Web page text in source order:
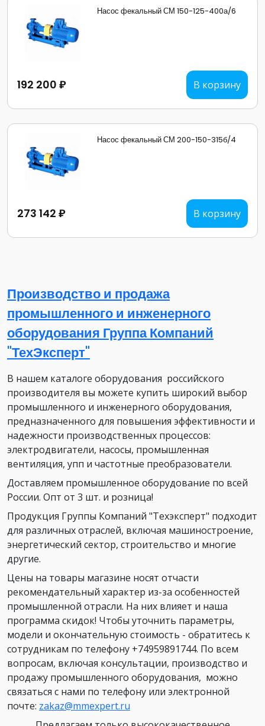
Насос фекальный СМ 150-125-400а/6
192 200 ₽ В корзину
Насос фекальный СМ 200-150-315б/4
273 142 ₽ В корзину
Производство и продажа
промышленного и инженерного
оборудования Группа Компаний
"ТехЭксперт"
В нашем каталоге оборудования российского
производителя вы можете купить широкий выбор
промышленного и инженерного оборудования,
предназначенного для повышения эффективности и
надежности производственных процессов:
электродвигатели, насосы, промышленная
вентиляция, упп и частотные преобразователи.
Доставляем промышленное оборудование по всей
России. Опт от 3 шт. и розница!
Продукция Группы Компаний "Техэксперт" подходит
для различных отраслей, включая машиностроение,
энергетический сектор, строительство и многие
другие.
Цены на товары магазине носят отчасти
рекомендательный характер из-за особенностей
промышленной отрасли. На них влияет и наша
программа скидок! Чтобы уточнить параметры,
модели и окончательную стоимость - обратитесь к
сотрудникам по телефону +74959891744. По всем
вопросам, включая консультации, производство и
продажу промышленного оборудования, можно
связаться с нами по телефону или электронной
почте: zakaz@mmexpert.ru